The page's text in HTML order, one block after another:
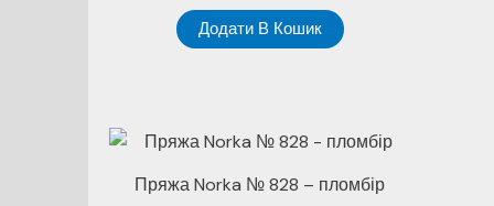
Додати В Кошик
Пряжа Norka № 828 – пломбір